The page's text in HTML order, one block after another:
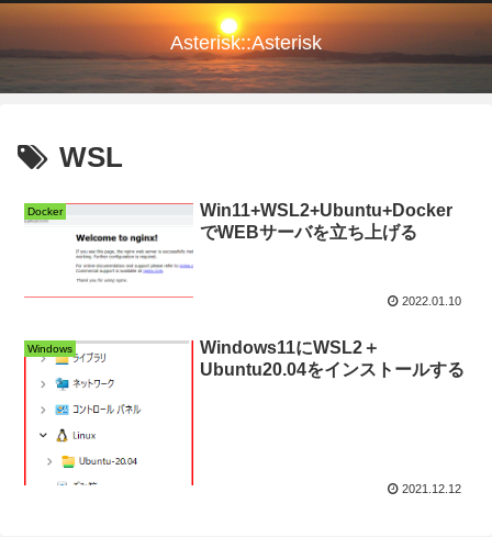
Asterisk::Asterisk
WSL
Docker
Win11+WSL2+Ubuntu+Docker
でWEBサーバを立ち上げる
2022.01.10
Windows
Windows11にWSL2＋
Ubuntu20.04をインストールする
2021.12.12